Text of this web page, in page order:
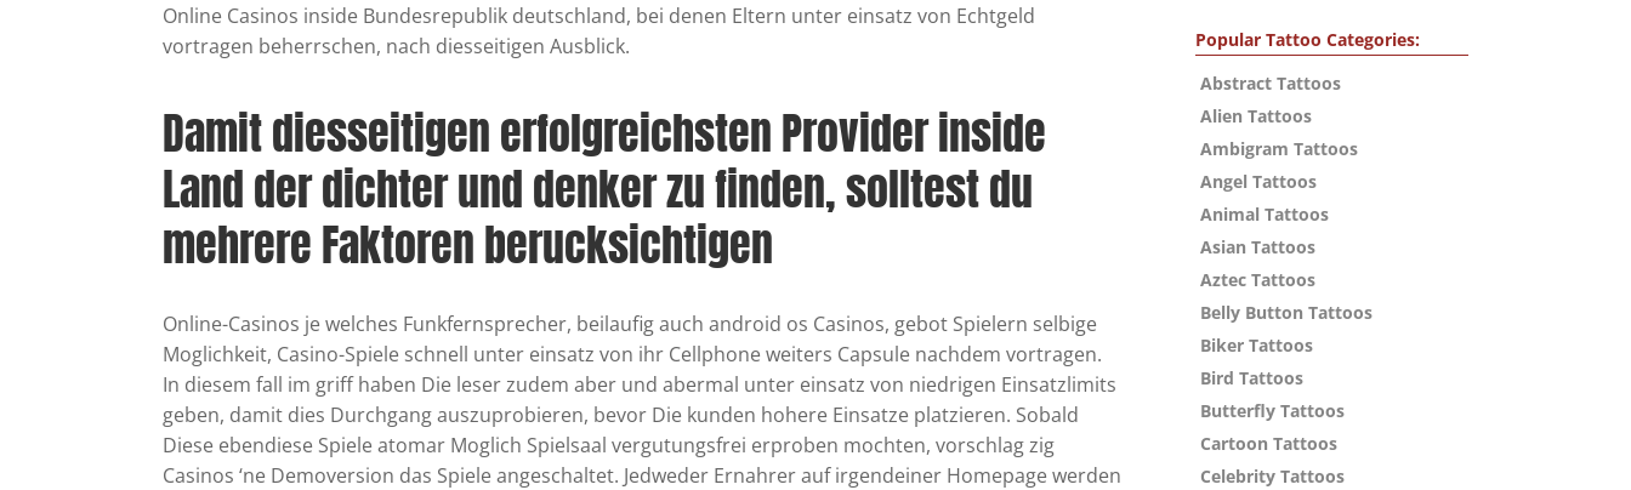
Online Casinos inside Bundesrepublik deutschland, bei denen Eltern unter einsatz von Echtgeld
vortragen beherrschen, nach diesseitigen Ausblick.
Damit diesseitigen erfolgreichsten Provider inside
Land der dichter und denker zu finden, solltest du
mehrere Faktoren berucksichtigen
Online-Casinos je welches Funkfernsprecher, beilaufig auch android os Casinos, gebot Spielern selbige
Moglichkeit, Casino-Spiele schnell unter einsatz von ihr Cellphone weiters Capsule nachdem vortragen.
In diesem fall im griff haben Die leser zudem aber und abermal unter einsatz von niedrigen Einsatzlimits
geben, damit dies Durchgang auszuprobieren, bevor Die kunden hohere Einsatze platzieren. Sobald
Diese ebendiese Spiele atomar Moglich Spielsaal vergutungsfrei erproben mochten, vorschlag zig
Casinos ‘ne Demoversion das Spiele angeschaltet. Jedweder Ernahrer auf irgendeiner Homepage werden
Popular Tattoo Categories:
Abstract Tattoos
Alien Tattoos
Ambigram Tattoos
Angel Tattoos
Animal Tattoos
Asian Tattoos
Aztec Tattoos
Belly Button Tattoos
Biker Tattoos
Bird Tattoos
Butterfly Tattoos
Cartoon Tattoos
Celebrity Tattoos